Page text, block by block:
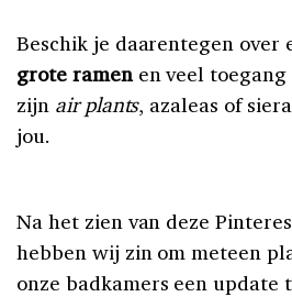
Beschik je daarentegen over
grote ramenen veel toegang
zijn air plants, azaleas of
jou.
Na het zien van deze
hebben wij zin om meteen
onze badkamers een update